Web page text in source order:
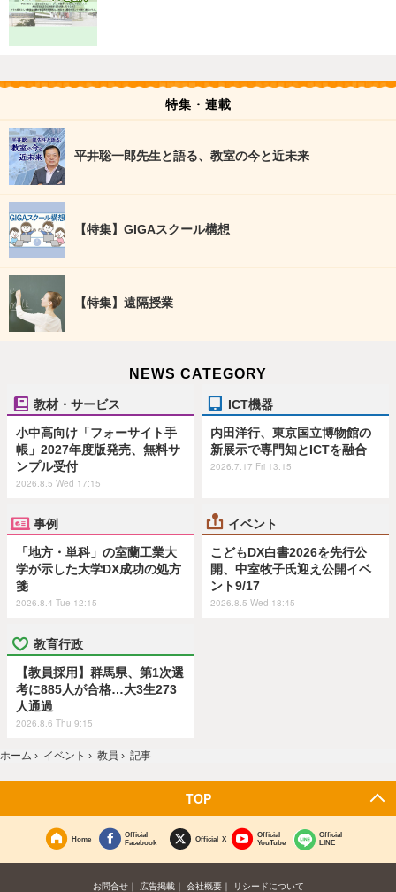
特集・連載
平井聡一郎先生と語る、教室の今と近未来
【特集】GIGAスクール構想
【特集】遠隔授業
NEWS CATEGORY
教材・サービス
小中高向け「フォーサイト手
帳」2027年度版発売、無料サ
ンプル受付
2026.8.5 Wed 17:15
ICT機器
内田洋行、東京国立博物館の
新展示で専門知とICTを融合
2026.7.17 Fri 13:15
事例
「地方・単科」の室蘭工業大
学が示した大学DX成功の処方
箋
2026.8.4 Tue 12:15
イベント
こどもDX白書2026を先行公
開、中室牧子氏迎え公開イベ
ント9/17
2026.8.5 Wed 18:45
教育行政
【教員採用】群馬県、第1次選
考に885人が合格…大3生273
人通過
2026.8.6 Thu 9:15
ホーム › イベント › 教員 › 記事
TOP
Home
Official
Facebook
Official X
Official
YouTube
Official
LINE
お問合せ 広告掲載 会社概要 リシードについて